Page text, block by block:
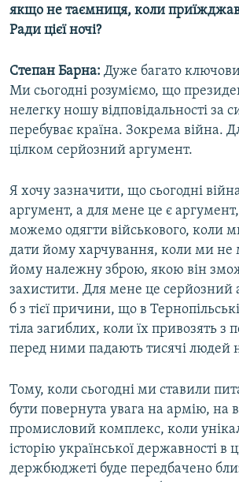
якщо не таємниця, коли
Ради цієї ночі?
Степан Барна: Дуже багато
Ми сьогодні розуміємо, що
нелегку ношу відповідальності за
перебуває країна. Зокрема війна.
цілком серйозний аргумент.
Я хочу зазначити, що сьогодні
аргумент, а для мене це є
можемо одягти військового, коли
дати йому харчування, коли ми
йому належну зброю, якою він
захистити. Для мене це серйозний
б з тієї причини, що в
тіла загиблих, коли їх привозять з
перед ними падають тисячі людей
Тому, коли сьогодні ми ставили
бути повернута увага на армію, на
промисловий комплекс, коли
історію української державності в
держбюджеті буде передбачено